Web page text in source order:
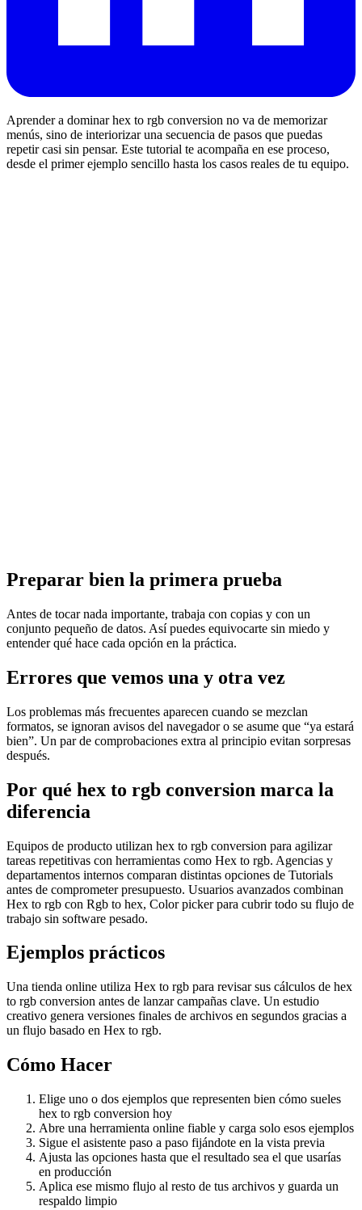
Aprender a dominar hex to rgb conversion no va de memorizar
menús, sino de interiorizar una secuencia de pasos que puedas
repetir casi sin pensar. Este tutorial te acompaña en ese proceso,
desde el primer ejemplo sencillo hasta los casos reales de tu equipo.
Preparar bien la primera prueba
Antes de tocar nada importante, trabaja con copias y con un
conjunto pequeño de datos. Así puedes equivocarte sin miedo y
entender qué hace cada opción en la práctica.
Errores que vemos una y otra vez
Los problemas más frecuentes aparecen cuando se mezclan
formatos, se ignoran avisos del navegador o se asume que “ya estará
bien”. Un par de comprobaciones extra al principio evitan sorpresas
después.
Por qué hex to rgb conversion marca la
diferencia
Equipos de producto utilizan hex to rgb conversion para agilizar
tareas repetitivas con herramientas como Hex to rgb. Agencias y
departamentos internos comparan distintas opciones de Tutorials
antes de comprometer presupuesto. Usuarios avanzados combinan
Hex to rgb con Rgb to hex, Color picker para cubrir todo su flujo de
trabajo sin software pesado.
Ejemplos prácticos
Una tienda online utiliza Hex to rgb para revisar sus cálculos de hex
to rgb conversion antes de lanzar campañas clave. Un estudio
creativo genera versiones finales de archivos en segundos gracias a
un flujo basado en Hex to rgb.
Cómo Hacer
Elige uno o dos ejemplos que representen bien cómo sueles
hex to rgb conversion hoy
Abre una herramienta online fiable y carga solo esos ejemplos
Sigue el asistente paso a paso fijándote en la vista previa
Ajusta las opciones hasta que el resultado sea el que usarías
en producción
Aplica ese mismo flujo al resto de tus archivos y guarda un
respaldo limpio